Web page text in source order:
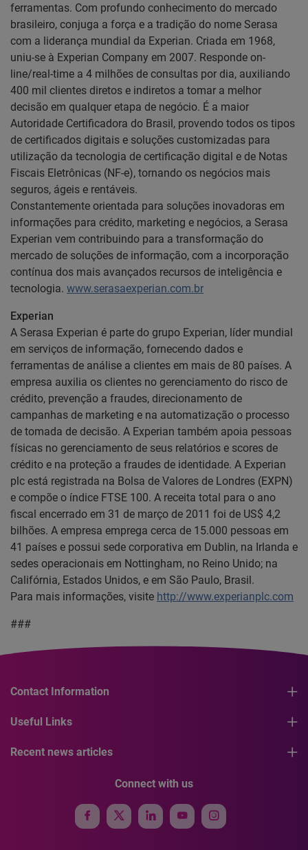
ferramentas. Com profundo conhecimento do mercado
brasileiro, conjuga a força e a tradição do nome Serasa
com a liderança mundial da Experian. Criada em 1968,
uniu-se à Experian Company em 2007. Responde on-
line/real-time a 4 milhões de consultas por dia, auxiliando
400 mil clientes diretos e indiretos a tomar a melhor
decisão em qualquer etapa de negócio. É a maior
Autoridade Certificadora do Brasil, provendo todos os tipos
de certificados digitais e soluções customizadas para
utilização da tecnologia de certificação digital e de Notas
Fiscais Eletrônicas (NF-e), tornando os negócios mais
seguros, ágeis e rentáveis.
Constantemente orientada para soluções inovadoras em
informações para crédito, marketing e negócios, a Serasa
Experian vem contribuindo para a transformação do
mercado de soluções de informação, com a incorporação
contínua dos mais avançados recursos de inteligência e
tecnologia. www.serasaexperian.com.br
Experian
A Serasa Experian é parte do grupo Experian, líder mundial
em serviços de informação, fornecendo dados e
ferramentas de análise a clientes em mais de 80 países. A
empresa auxilia os clientes no gerenciamento do risco de
crédito, prevenção a fraudes, direcionamento de
campanhas de marketing e na automatização o processo
de tomada de decisão. A Experian também apoia pessoas
físicas no gerenciamento de seus relatórios e scores de
crédito e na proteção a fraudes de identidade. A Experian
plc está registrada na Bolsa de Valores de Londres (EXPN)
e compõe o índice FTSE 100. A receita total para o ano
fiscal encerrado em 31 de março de 2011 foi de US$ 4,2
bilhões. A empresa emprega cerca de 15.000 pessoas em
41 países e possui sede corporativa em Dublin, na Irlanda e
sedes operacionais em Nottingham, no Reino Unido; na
Califórnia, Estados Unidos, e em São Paulo, Brasil.
Para mais informações, visite http://www.experianplc.com
###
Contact Information
Useful Links
Recent news articles
Connect with us